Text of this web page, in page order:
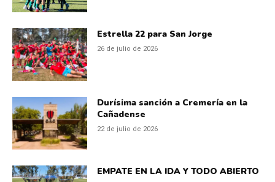
Estrella 22 para San Jorge
26 de julio de 2026
Durísima sanción a Cremería en la
Cañadense
22 de julio de 2026
EMPATE EN LA IDA Y TODO ABIERTO